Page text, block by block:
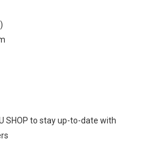
SHOP to stay up-to-date with